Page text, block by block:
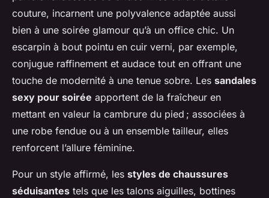
couture, incarnent une polyvalence adaptée aussi
bien à une soirée glamour qu’à un office chic. Un
escarpin à bout pointu en cuir verni, par exemple,
conjugue raffinement et audace tout en offrant une
touche de modernité à une tenue sobre. Les sandales
sexy pour soirée apportent de la fraîcheur en
mettant en valeur la cambrure du pied ; associées à
une robe fendue ou à un ensemble tailleur, elles
renforcent l’allure féminine.
Pour un style affirmé, les styles de chaussures
séduisantes tels que les talons aiguilles, bottines